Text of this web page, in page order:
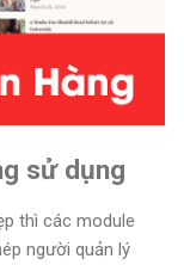
sử dụng
thì các module
người quản lý